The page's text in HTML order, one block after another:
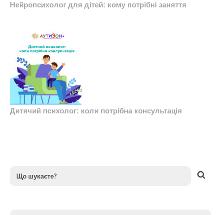
Нейропсихолог для дітей: кому потрібні заняття
Дитячий психолог: коли потрібна консультація